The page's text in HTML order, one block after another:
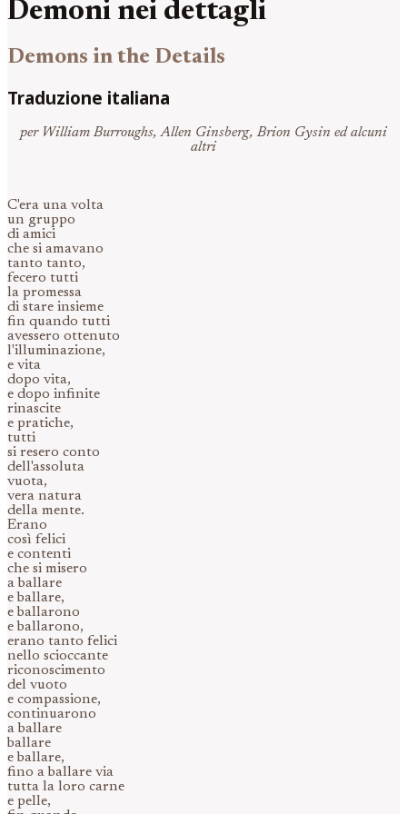
Demoni nei dettagli
Demons in the Details
Traduzione italiana
per William Burroughs, Allen Ginsberg, Brion Gysin ed alcuni
altri
C'era una volta
un gruppo
di amici
che si amavano
tanto tanto,
fecero tutti
la promessa
di stare insieme
fin quando tutti
avessero ottenuto
l'illuminazione,
e vita
dopo vita,
e dopo infinite
rinascite
e pratiche,
tutti
si resero conto
dell'assoluta
vuota,
vera natura
della mente.
Erano
così felici
e contenti
che si misero
a ballare
e ballare,
e ballarono
e ballarono,
erano tanto felici
nello scioccante
riconoscimento
del vuoto
e compassione,
continuarono
a ballare
ballare
e ballare,
fino a ballare via
tutta la loro carne
e pelle,